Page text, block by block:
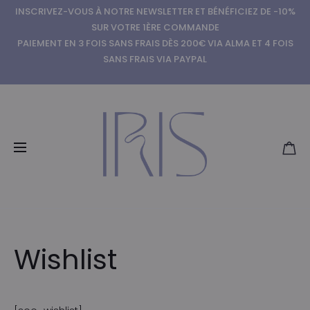
INSCRIVEZ-VOUS À NOTRE NEWSLETTER ET BÉNÉFICIEZ DE -10%
SUR VOTRE 1ÈRE COMMANDE
PAIEMENT EN 3 FOIS SANS FRAIS DÈS 200€ VIA ALMA ET 4 FOIS
SANS FRAIS VIA PAYPAL
Wishlist